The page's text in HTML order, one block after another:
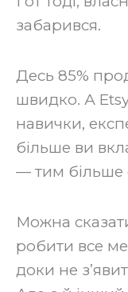
забарився.
Десь 85%
швидко. А
навички,
більше ви
— тим більше
Можна
робити все
доки не